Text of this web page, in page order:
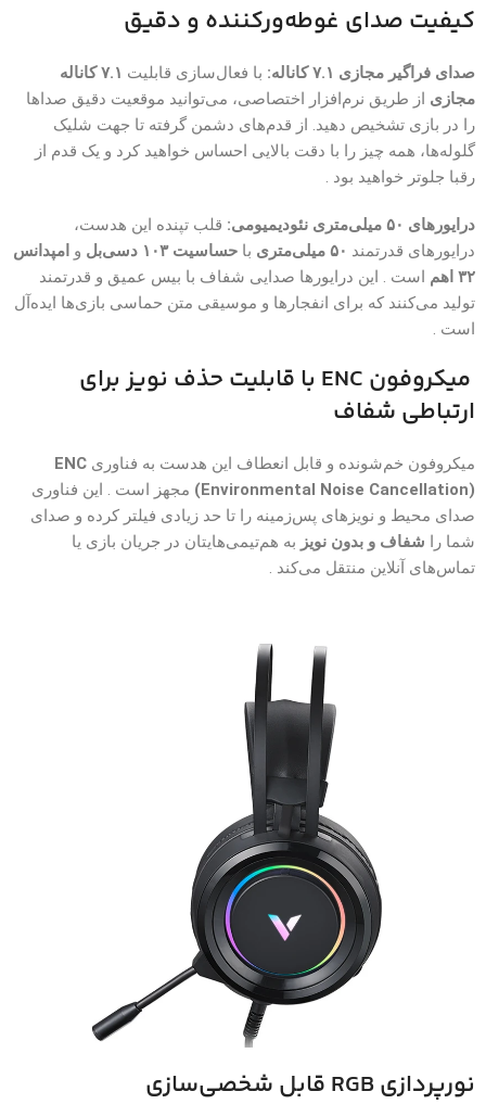
کیفیت صدای غوطه‌ورکننده و دقیق
صدای فراگیر مجازی ۷.۱ کاناله: با فعال‌سازی قابلیت
۷.۱ کاناله
مجازی از طریق نرم‌افزار اختصاصی، می‌توانید موقعیت دقیق صداها
را در بازی تشخیص دهید. از قدم‌های دشمن گرفته تا جهت شلیک
گلوله‌ها، همه چیز را با دقت بالایی احساس خواهید کرد و یک قدم از
رقبا جلوتر خواهید بود .
درایورهای ۵۰ میلی‌متری نئودیمیومی:
قلب تپنده این هدست،
درایورهای قدرتمند ۵۰ میلی‌متری با حساسیت ۱۰۳ دسی‌بل و امپدانس
۳۲ اهم
است . این درایورها صدایی شفاف با بیس عمیق و قدرتمند
تولید می‌کنند که برای انفجارها و موسیقی متن حماسی بازی‌ها ایده‌آل
است .
میکروفون ENC با قابلیت حذف نویز برای
ارتباطی شفاف
میکروفون خم‌شونده و قابل انعطاف این هدست به فناوری ENC
(Environmental Noise Cancellation) مجهز است . این فناوری
صدای محیط و نویزهای پس‌زمینه را تا حد زیادی فیلتر کرده و صدای
شما را شفاف و بدون نویز به هم‌تیمی‌هایتان در جریان بازی یا
تماس‌های آنلاین منتقل می‌کند .
نورپردازی RGB قابل شخصی‌سازی